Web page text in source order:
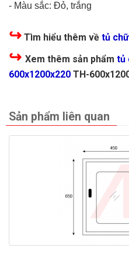
- Màu sắc: Đỏ, trắng
↪ Tìm hiểu thêm về tủ
↪ Xem thêm sản phẩm tủ
600x1200x220 TH-
Sản phẩm liên quan